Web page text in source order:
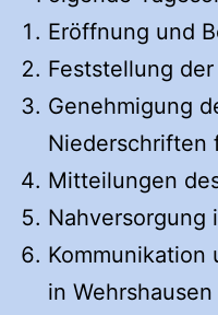
Eröffnung und
Feststellung
Genehmigung
Niederschriften
Mitteilungen
Nahversorgung
Kommunikation
in Wehrshausen